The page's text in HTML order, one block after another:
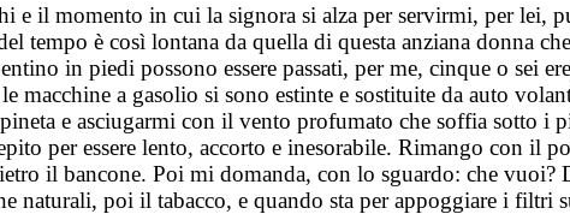
e il momento in cui la signora si alza per servirmi, per lei,
tempo è così lontana da quella di questa anziana donna
in piedi possono essere passati, per me, cinque o sei
macchine a gasolio si sono estinte e sostituite da auto
e asciugarmi con il vento profumato che soffia sotto
per essere lento, accorto e inesorabile. Rimango con il
il bancone. Poi mi domanda, con lo sguardo: che
naturali, poi il tabacco, e quando sta per appoggiare i filtri